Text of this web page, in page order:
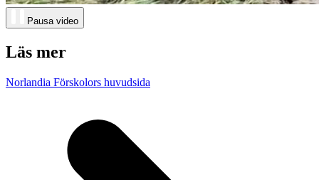
Pausa video
Läs mer
Norlandia Förskolors huvudsida